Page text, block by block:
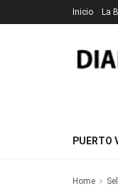
Inicio La
PUERTO
Home